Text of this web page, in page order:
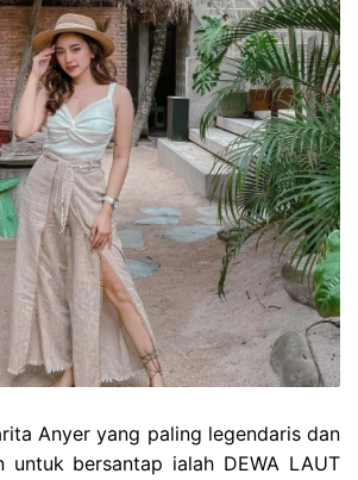
Anyer yang paling legendaris dan
untuk bersantap ialah DEWA LAUT